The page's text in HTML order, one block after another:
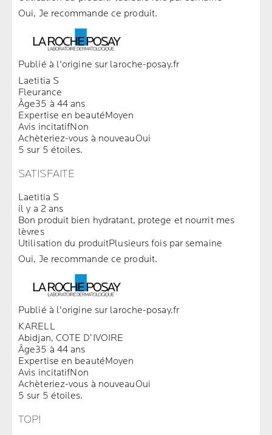
Oui, Je recommande ce produit.
Publié à l'origine sur laroche-posay.fr
Laetitia S
Fleurance
Âge35 à 44 ans
Expertise en beautéMoyen
Avis incitatifNon
Achèteriez-vous à nouveauOui
5 sur 5 étoiles.
SATISFAITE
Laetitia S
il y a 2 ans
Bon produit bien hydratant, protege et nourrit mes
lèvres
Utilisation du produitPlusieurs fois par semaine
Oui, Je recommande ce produit.
Publié à l'origine sur laroche-posay.fr
KARELL
Abidjan, COTE D’IVOIRE
Âge35 à 44 ans
Expertise en beautéMoyen
Avis incitatifNon
Achèteriez-vous à nouveauOui
5 sur 5 étoiles.
TOP!